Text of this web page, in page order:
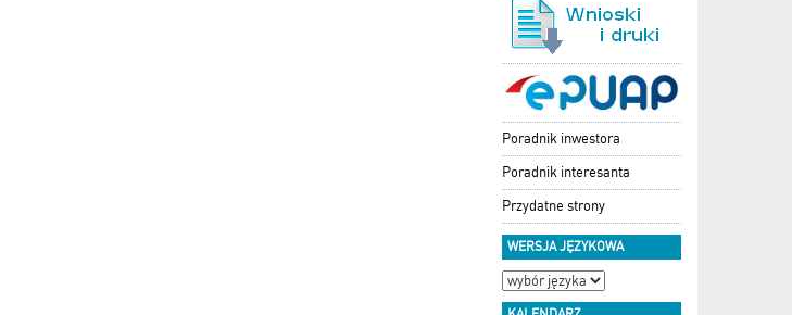
Poradnik inwestora
Poradnik interesanta
Przydatne strony
WERSJA JĘZYKOWA